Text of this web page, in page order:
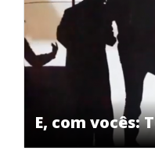
E, com vocês: